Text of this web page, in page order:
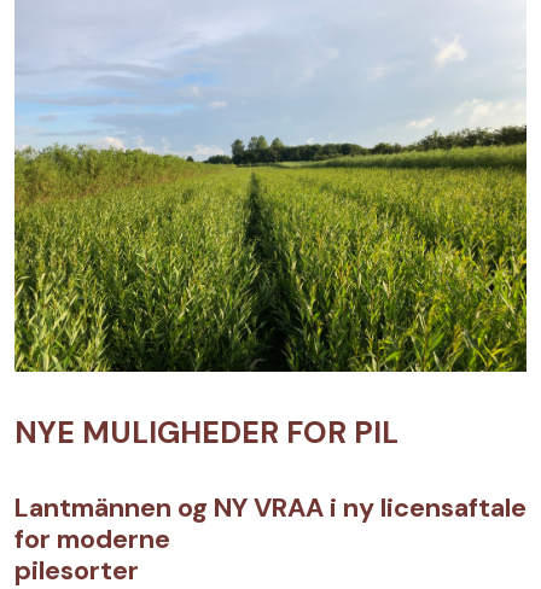
NYE MULIGHEDER FOR PIL
Lantmännen og NY VRAA i ny licensaftale
for moderne
pilesorter